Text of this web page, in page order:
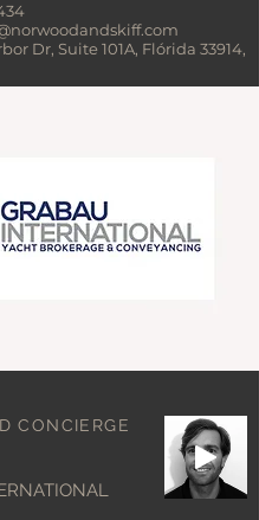
Dr, Suite 101A, Flórida 33914,
CONCIERGE